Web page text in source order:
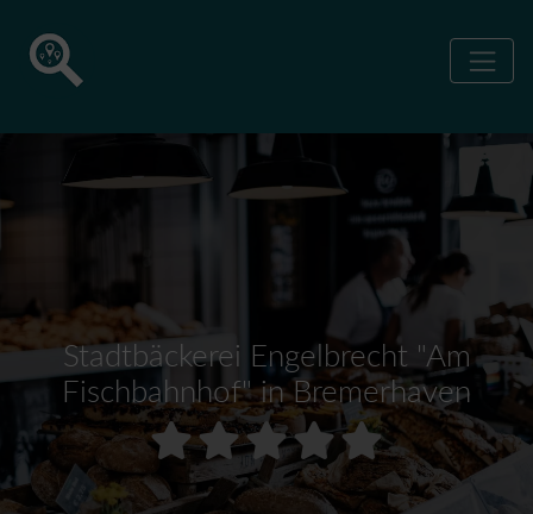
Stadtbäckerei Engelbrecht "Am
Fischbahnhof" in Bremerhaven